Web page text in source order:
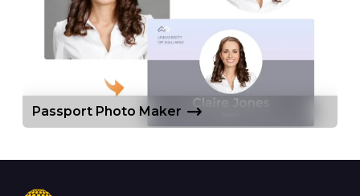
Passport Photo Maker